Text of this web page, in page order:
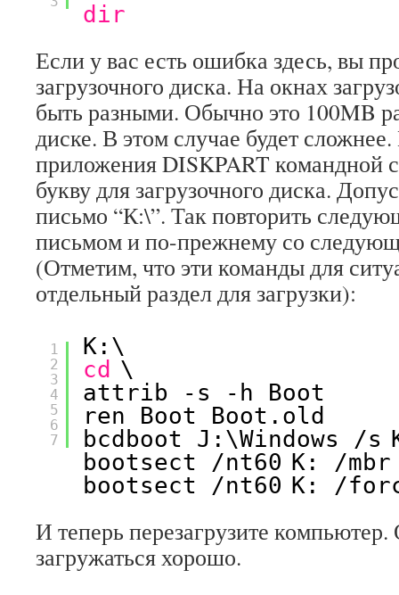
dir
Если у вас есть ошибка здесь, вы
загрузочного диска. На окнах
быть разными. Обычно это 100MB
диске. В этом случае будет
приложения DISKPART командной
букву для загрузочного диска.
письмо “К:\”. Так повторить
письмом и по-прежнему со
(Отметим, что эти команды для
отдельный раздел для загрузки):
1
2
3
4
5
6
7
K:\
cd \
attrib -s -h Boot
ren Boot Boot.old
bcdboot J:\Windows /s
bootsect /nt60 K: /mbr
bootsect /nt60 K: /
И теперь перезагрузите
загружаться хорошо.